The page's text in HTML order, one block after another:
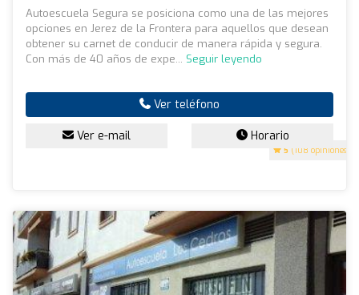
5 (108 opiniones)
Autoescuela Segura se posiciona como una de las mejores
opciones en Jerez de la Frontera para aquellos que desean
obtener su carnet de conducir de manera rápida y segura.
Con más de 40 años de expe... Seguir leyendo
Ver teléfono
Ver e-mail Horario